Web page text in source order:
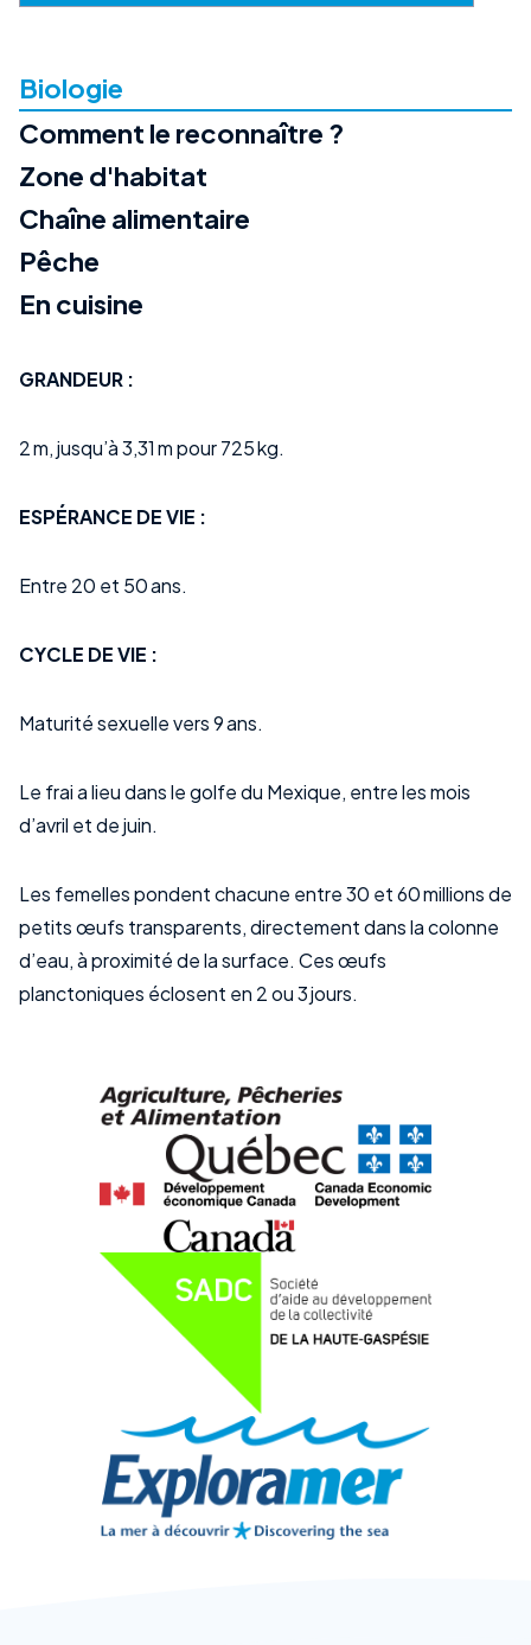
Biologie
Comment le reconnaître ?
Zone d'habitat
Chaîne alimentaire
Pêche
En cuisine
GRANDEUR :
2 m, jusqu’à 3,31 m pour 725 kg.
ESPÉRANCE DE VIE :
Entre 20 et 50 ans.
CYCLE DE VIE :
Maturité sexuelle vers 9 ans.
Le frai a lieu dans le golfe du Mexique, entre les mois
d’avril et de juin.
Les femelles pondent chacune entre 30 et 60 millions de
petits œufs transparents, directement dans la colonne
d’eau, à proximité de la surface. Ces œufs
planctoniques éclosent en 2 ou 3 jours.